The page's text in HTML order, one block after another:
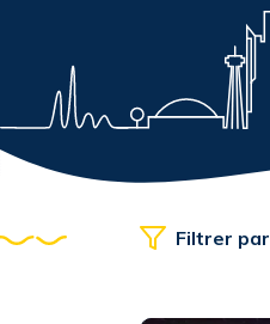
Filtrer par